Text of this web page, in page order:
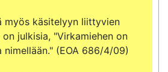
myös käsitelyyn liittyvien
julkisia, "Virkamiehen on
(EOA 686/4/09)